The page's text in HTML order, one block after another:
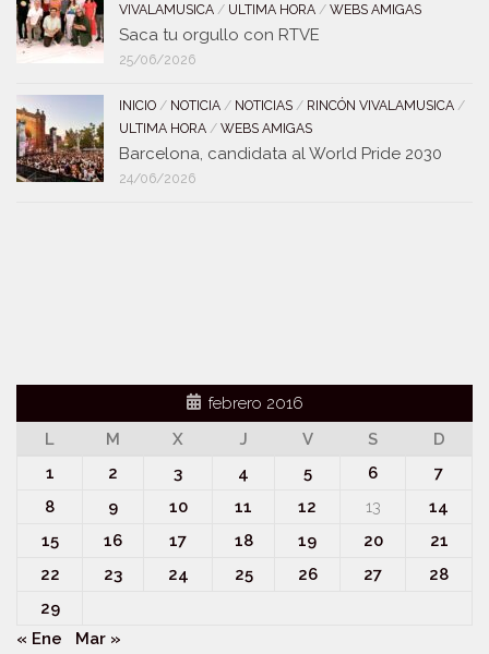
VIVALAMUSICA / ULTIMA HORA / WEBS AMIGAS
Saca tu orgullo con RTVE
25/06/2026
INICIO / NOTICIA / NOTICIAS / RINCÓN VIVALAMUSICA /
ULTIMA HORA / WEBS AMIGAS
Barcelona, candidata al World Pride 2030
24/06/2026
febrero 2016
L
M X J V S
D
1
2 3 4 5 6
7
8
9 10 11 12 13
14
15
16 17 18 19 20
21
22
23 24 25 26 27
28
29
« Ene
Mar »